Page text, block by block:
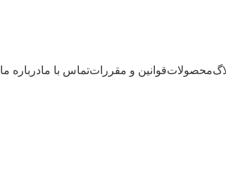
محصولاتقوانین و مقرراتتماس با مادرباره ما